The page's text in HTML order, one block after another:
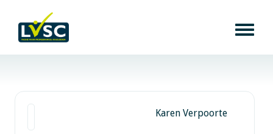
Karen Verpoorte